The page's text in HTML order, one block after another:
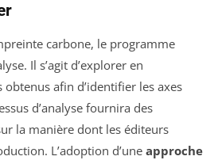
carbone, le programme
Il s’agit d’explorer en
afin d’identifier les axes
d’analyse fournira des
la manière dont les éditeurs
L’adoption d’une approche